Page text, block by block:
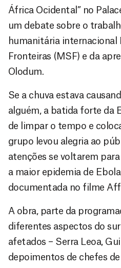
África Ocidental” no
um debate sobre o
humanitária internacional
Fronteiras (MSF) e da
Olodum.
Se a chuva estava
alguém, a batida forte da
de limpar o tempo e
grupo levou alegria ao
atenções se voltarem
a maior epidemia de
documentada no filme
A obra, parte da
diferentes aspectos do
afetados – Serra Leoa,
depoimentos de chefes de